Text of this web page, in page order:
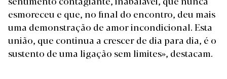
esmoreceu e que, no final do encontro, deu mais
uma demonstração de amor incondicional. Esta
união, que continua a crescer de dia para dia, é o
sustento de uma ligação sem limites», destacam.